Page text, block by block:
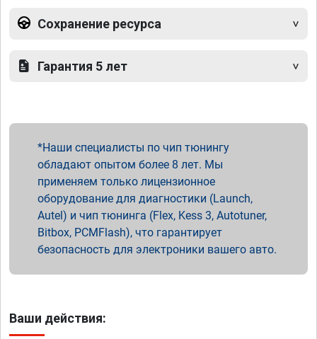
Сохранение ресурса
Гарантия 5 лет
Наши специалисты по чип тюнингу
обладают опытом более 8 лет. Мы
применяем только лицензионное
оборудование для диагностики (Launch,
Autel) и чип тюнинга (Flex, Kess 3, Autotuner,
Bitbox, PCMFlash), что гарантирует
безопасность для электроники вашего авто.
Ваши действия: